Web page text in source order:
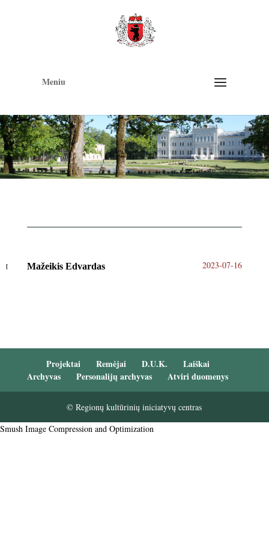
Meniu
Mažeikis Edvardas 2023-07-16
Projektai Remėjai D.U.K.
Laiškai
Archyvas
Personalijų archyvas Atviri duomenys
© Regionų kultūrinių iniciatyvų centras
Smush Image Compression and Optimization